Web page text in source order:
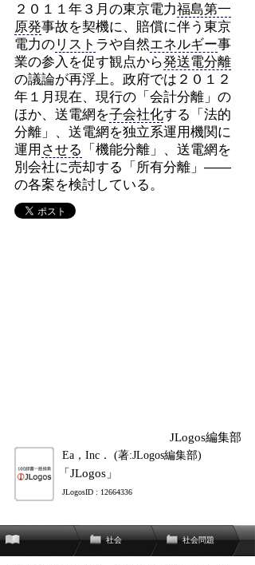
２０１１年３月の東京電力福島第一
原発事故を契機に、賠償に伴う東京
電力のリスト ラや自然エネルギー事
業の参入を促す観点から発送電分離
の議論が再浮上。政府では２０１２
年１月現在、現行の「会計分離」の
ほか、送電網を子会社化する「法的
分離」、送電網を独立系運用機関に
運用 させる 「機能分離」、送電網を
別会社に売却する「所有分離」――
の各案を検討している。
JLogos編集部
Ea，Inc． (著:JLogos編集部)
「JLogos」
JLogosID : 12664336
社会 社会問題